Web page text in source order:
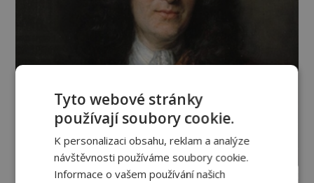
Tyto webové stránky
používají soubory cookie.
K personalizaci obsahu, reklam a analýze
návštěvnosti používáme soubory cookie.
Informace o vašem používání našich